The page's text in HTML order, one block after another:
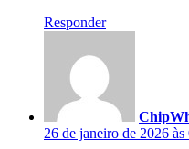
Responder
26 de janeiro de 2026 às